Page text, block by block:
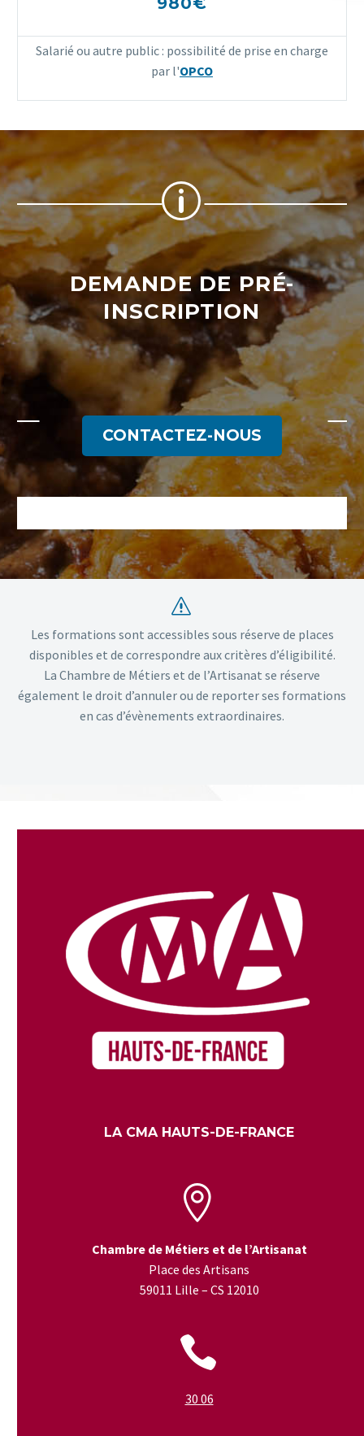
Salarié ou autre public : possibilité de prise en charge
par l'OPCO
p
p
DEMANDE DE PRÉ-
INSCRIPTION
CONTACTEZ-NOUS
s
s
Les formations sont accessibles sous réserve de places
disponibles et de correspondre aux critères d’éligibilité.
La Chambre de Métiers et de l’Artisanat se réserve
également le droit d’annuler ou de reporter ses formations
en cas d’évènements extraordinaires.
LA CMA HAUTS-DE-FRANCE


Chambre de Métiers et de l’Artisanat
Place des Artisans
59011 Lille – CS 12010


30 06